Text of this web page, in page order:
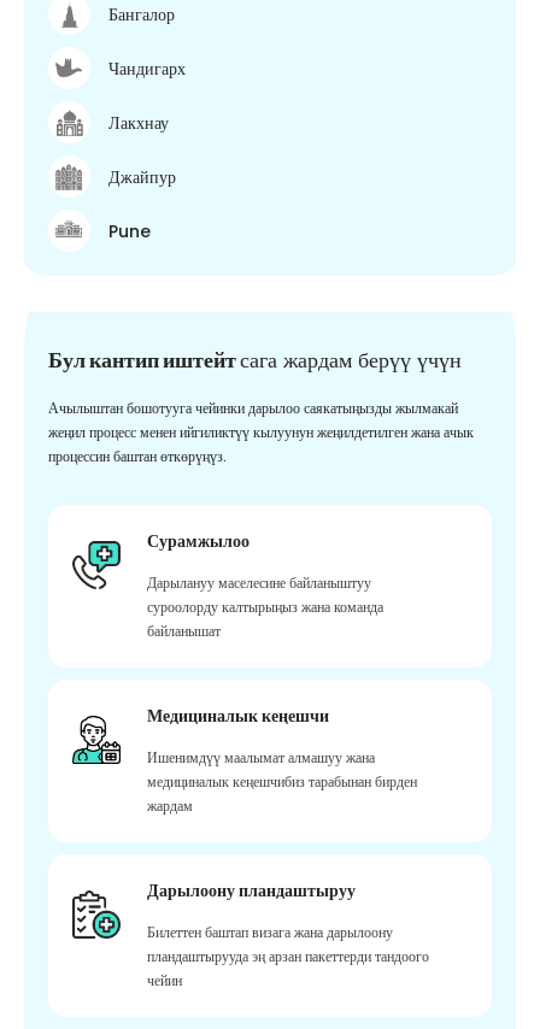
Бангалор
Чандигарх
Лакхнау
Джайпур
Pune
Бул кантип иштейтсага жардам берүү үчүн
Ачылыштан бошотууга чейинки дарылоо саякатыңызды жылмакай
жеңил процесс менен ийгиликтүү кылуунун жеңилдетилген жана ачык
процессин баштан өткөрүңүз.
Сурамжылоо
Дарылануу маселесине байланыштуу
суроолорду калтырыңыз жана команда
байланышат
Медициналык кеңешчи
Ишенимдүү маалымат алмашуу жана
медициналык кеңешчибиз тарабынан бирден
жардам
Дарылоону пландаштыруу
Билеттен баштап визага жана дарылоону
пландаштырууда эң арзан пакеттерди тандоого
чейин